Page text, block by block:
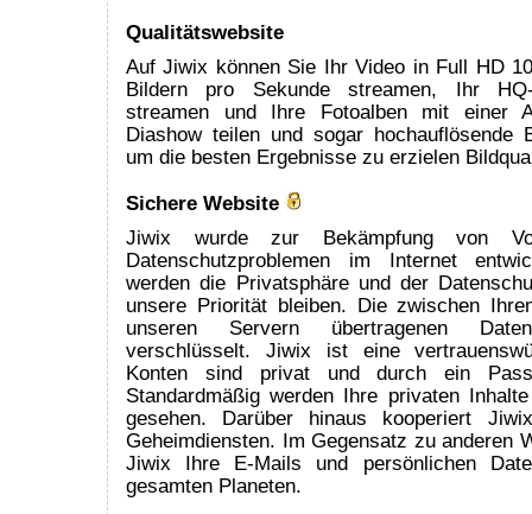
Qualitätswebsite
Auf Jiwix können Sie Ihr Video in Full HD
Bildern pro Sekunde streamen, Ihr HQ-
streamen und Ihre Fotoalben mit einer
Diashow teilen und sogar hochauflösende
um die besten Ergebnisse zu erzielen
Sichere Website
Jiwix wurde zur Bekämpfung von
Datenschutzproblemen im Internet
werden die Privatsphäre und der
unsere Priorität bleiben. Die zwischen
unseren Servern übertragenen
verschlüsselt. Jiwix ist eine
Konten sind privat und durch ein
Standardmäßig werden Ihre privaten
gesehen. Darüber hinaus kooperiert
Geheimdiensten. Im Gegensatz zu anderen
Jiwix Ihre E-Mails und persönlichen
gesamten Planeten.